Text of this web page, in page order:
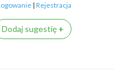
|Rejestracja
Dodaj sugestię +